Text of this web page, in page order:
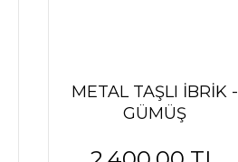
METAL TAŞLI İBRİK -
GÜMÜŞ